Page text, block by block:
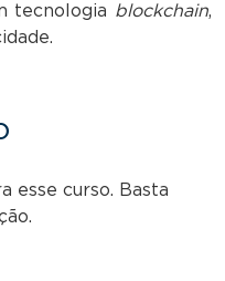
tecnologia blockchain,
esse curso. Basta